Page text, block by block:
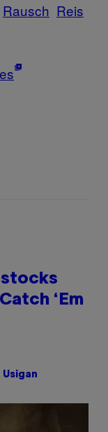
Rausch Reis
‘Em
Usigan